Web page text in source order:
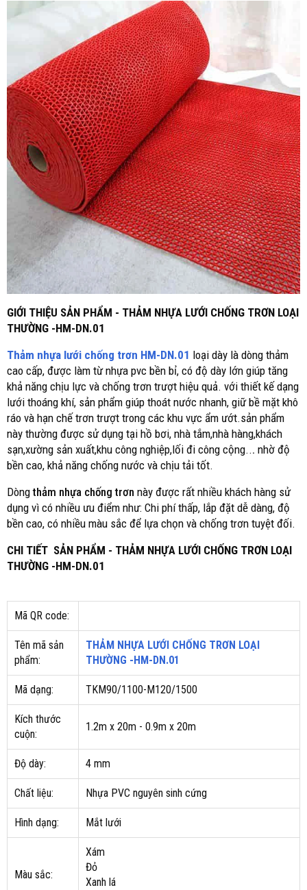
GIỚI THIỆU SẢN PHẨM - THẢM NHỰA LƯỚI CHỐNG TRƠN LOẠI
THƯỜNG -HM-DN.01
Thảm nhựa lưới chống trơn HM-DN.01 loại dày là dòng thảm
cao cấp, được làm từ nhựa pvc bền bỉ, có độ dày lớn giúp tăng
khả năng chịu lực và chống trơn trượt hiệu quả. với thiết kế dạng
lưới thoáng khí, sản phẩm giúp thoát nước nhanh, giữ bề mặt khô
ráo và hạn chế trơn trượt trong các khu vực ẩm ướt.sản phẩm
này thường được sử dụng tại hồ bơi, nhà tắm,nhà hàng,khách
sạn,xường sản xuất,khu công nghiệp,lối đi công cộng... nhờ độ
bền cao, khả năng chống nước và chịu tải tốt.
Dòngthảm nhựa chống trơn này được rất nhiều khách hàng sử
dụng vì có nhiều ưu điểm như: Chi phí thấp, lắp đặt dễ dàng, độ
bền cao, có nhiều màu sắc để lựa chọn và chống trơn tuyệt đối.
CHI TIẾT SẢN PHẨM - THẢM NHỰA LƯỚI CHỐNG TRƠN LOẠI
THƯỜNG -HM-DN.01
Mã QR code:
Tên mã sản
phẩm:
THẢM NHỰA LƯỚI CHỐNG TRƠN LOẠI
THƯỜNG -HM-DN.01
Mã dạng: TKM90/1100-M120/1500
Kích thước
cuộn:
1.2m x 20m - 0.9m x 20m
Độ dày: 4 mm
Chất liệu: Nhựa PVC nguyên sinh cứng
Hình dạng: Mắt lưới
Màu sắc:
Xám
Đỏ
Xanh lá